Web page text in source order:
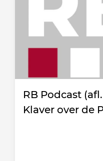
RB Podcast
Klaver over de